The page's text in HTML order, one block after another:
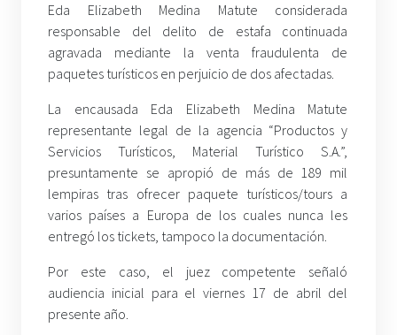
Eda Elizabeth Medina Matute considerada
responsable del delito de estafa continuada
agravada mediante la venta fraudulenta de
paquetes turísticos en perjuicio de dos afectadas.
La encausada Eda Elizabeth Medina Matute
representante legal de la agencia “Productos y
Servicios Turísticos, Material Turístico S.A.”,
presuntamente se apropió de más de 189 mil
lempiras tras ofrecer paquete turísticos/tours a
varios países a Europa de los cuales nunca les
entregó los tickets, tampoco la documentación.
Por este caso, el juez competente señaló
audiencia inicial para el viernes 17 de abril del
presente año.